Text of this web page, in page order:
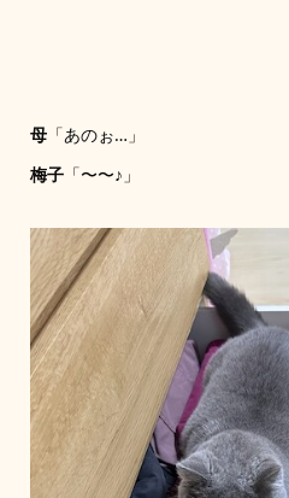
母「あのぉ…」
梅子「〜〜♪」